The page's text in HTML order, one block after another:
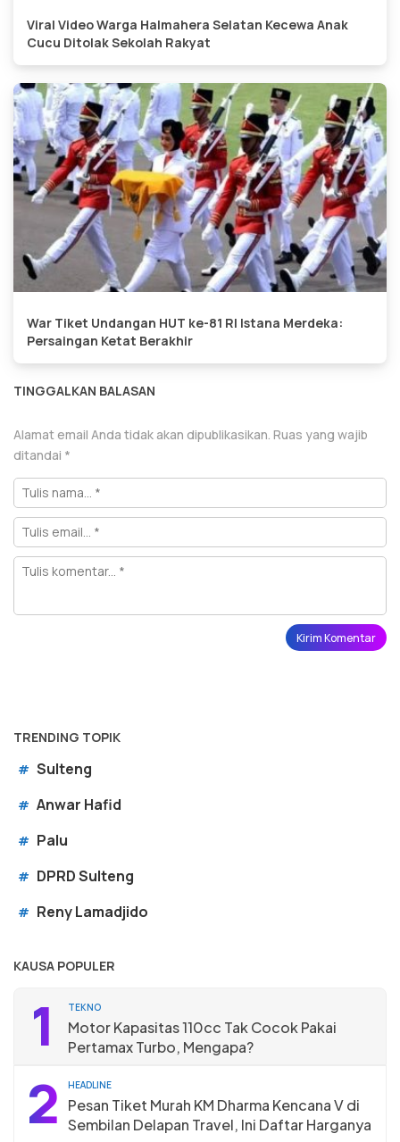
Viral Video Warga Halmahera Selatan Kecewa Anak
Cucu Ditolak Sekolah Rakyat
War Tiket Undangan HUT ke-81 RI Istana Merdeka:
Persaingan Ketat Berakhir
TINGGALKAN BALASAN
Alamat email Anda tidak akan dipublikasikan. Ruas yang wajib
ditandai *
TRENDING TOPIK
# Sulteng
# Anwar Hafid
# Palu
# DPRD Sulteng
# Reny Lamadjido
KAUSA POPULER
1 TEKNO
Motor Kapasitas 110cc Tak Cocok Pakai
Pertamax Turbo, Mengapa?
2 HEADLINE
Pesan Tiket Murah KM Dharma Kencana V di
Sembilan Delapan Travel, Ini Daftar Harganya